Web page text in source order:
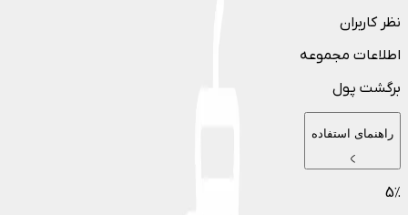
نظر کاربران
اطلاعات مجموعه
برگشت پول
راهنمای استفاده
5٪